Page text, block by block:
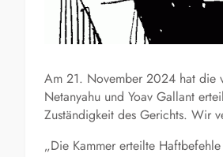
Am 21. November 2024 hat die
Netanyahu und Yoav Gallant
Zuständigkeit des Gerichts. Wir
„Die Kammer erteilte